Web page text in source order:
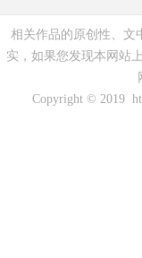
相关作品的原创性、文
实，如果您发现本网站
Copyright © 2019